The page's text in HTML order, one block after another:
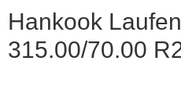
Личный кабинет
Hankook
315.00/70.00